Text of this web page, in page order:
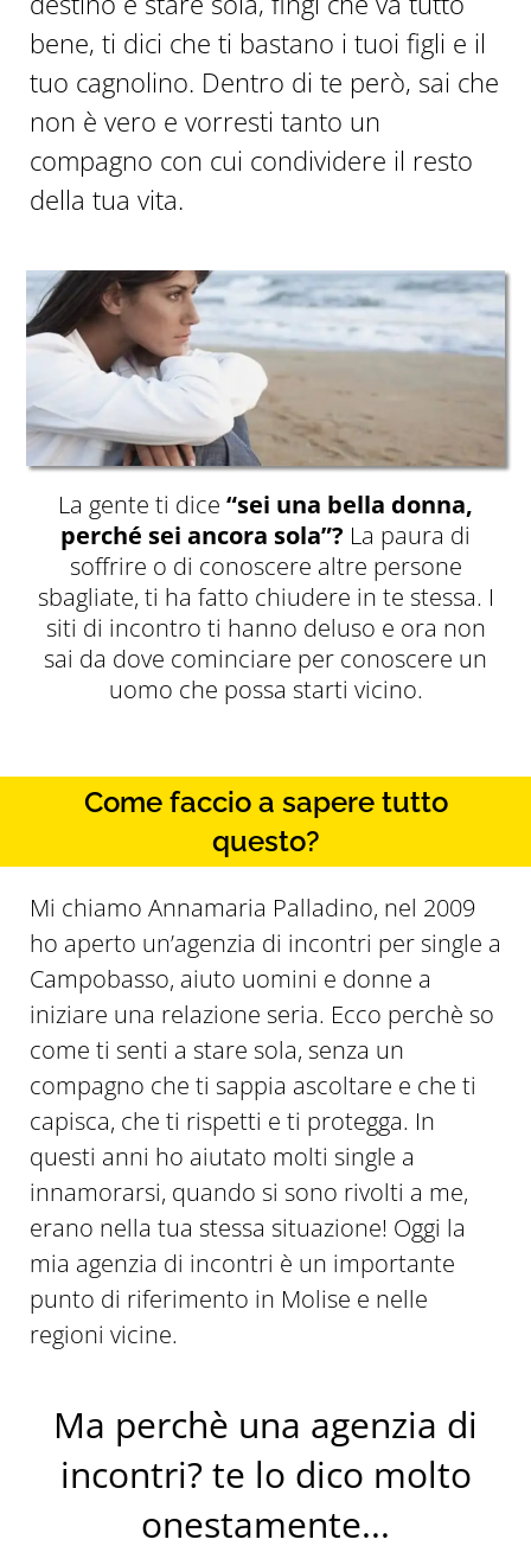
bene, ti dici che ti bastano i tuoi figli e il
tuo cagnolino. Dentro di te però, sai che
non è vero e vorresti tanto un
compagno con cui condividere il resto
della tua vita.
La gente ti dice “sei una bella donna,
perché sei ancora sola”? La paura di
soffrire o di conoscere altre persone
sbagliate, ti ha fatto chiudere in te stessa. I
siti di incontro ti hanno deluso e ora non
sai da dove cominciare per conoscere un
uomo che possa starti vicino.
Come faccio a sapere tutto
questo?
Mi chiamo Annamaria Palladino, nel 2009
ho aperto un’agenzia di incontri per single a
Campobasso, aiuto uomini e donne a
iniziare una relazione seria. Ecco perchè so
come ti senti a stare sola, senza un
compagno che ti sappia ascoltare e che ti
capisca, che ti rispetti e ti protegga. In
questi anni ho aiutato molti single a
innamorarsi, quando si sono rivolti a me,
erano nella tua stessa situazione! Oggi la
mia agenzia di incontri è un importante
punto di riferimento in Molise e nelle
regioni vicine.
Ma perchè una agenzia di
incontri? te lo dico molto
onestamente...